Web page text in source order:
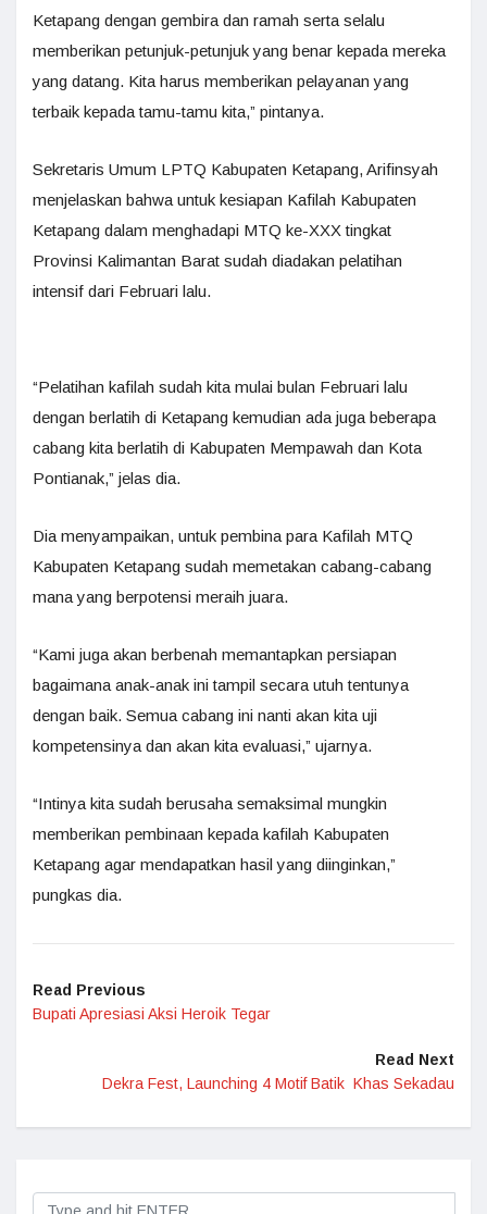
Ketapang dengan gembira dan ramah serta selalu
memberikan petunjuk-petunjuk yang benar kepada mereka
yang datang. Kita harus memberikan pelayanan yang
terbaik kepada tamu-tamu kita,” pintanya.
Sekretaris Umum LPTQ Kabupaten Ketapang, Arifinsyah
menjelaskan bahwa untuk kesiapan Kafilah Kabupaten
Ketapang dalam menghadapi MTQ ke-XXX tingkat
Provinsi Kalimantan Barat sudah diadakan pelatihan
intensif dari Februari lalu.
“Pelatihan kafilah sudah kita mulai bulan Februari lalu
dengan berlatih di Ketapang kemudian ada juga beberapa
cabang kita berlatih di Kabupaten Mempawah dan Kota
Pontianak,” jelas dia.
Dia menyampaikan, untuk pembina para Kafilah MTQ
Kabupaten Ketapang sudah memetakan cabang-cabang
mana yang berpotensi meraih juara.
“Kami juga akan berbenah memantapkan persiapan
bagaimana anak-anak ini tampil secara utuh tentunya
dengan baik. Semua cabang ini nanti akan kita uji
kompetensinya dan akan kita evaluasi,” ujarnya.
“Intinya kita sudah berusaha semaksimal mungkin
memberikan pembinaan kepada kafilah Kabupaten
Ketapang agar mendapatkan hasil yang diinginkan,”
pungkas dia.
Read Previous
Bupati Apresiasi Aksi Heroik Tegar
Read Next
Dekra Fest, Launching 4 Motif Batik Khas Sekadau